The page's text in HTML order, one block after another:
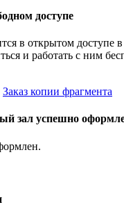
доступе
в открытом доступе
и работать с ним
Заказ копии фрагмента
зал успешно